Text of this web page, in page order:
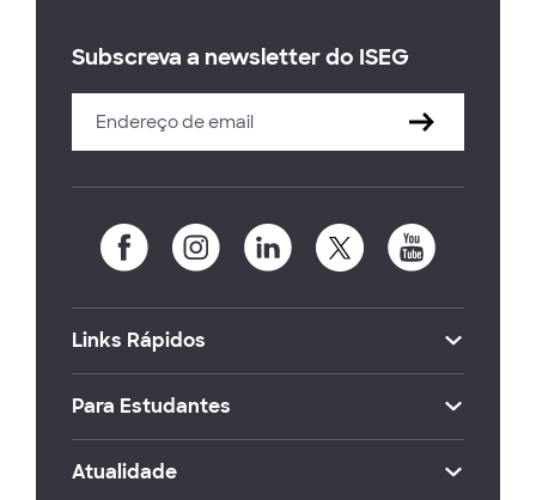
Subscreva a newsletter do ISEG
Links Rápidos
Para Estudantes
Atualidade